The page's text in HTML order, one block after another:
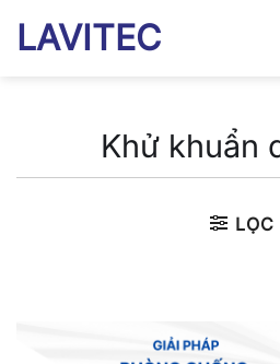
LAVITEC
Khử khuẩn
LỌC